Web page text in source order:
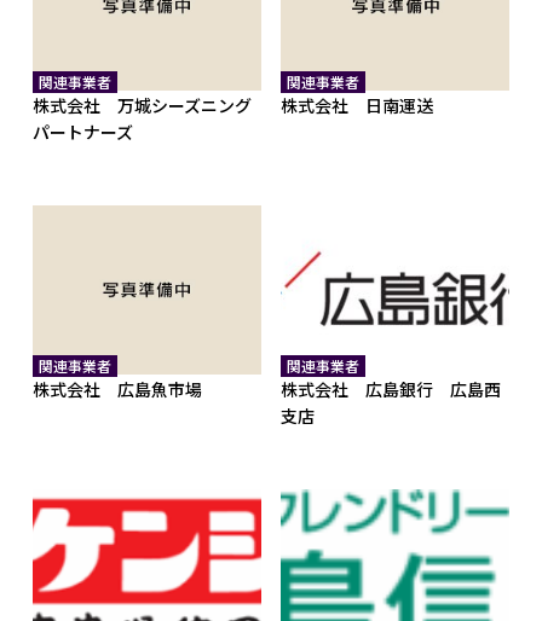
関連事業者
株式会社 万城シーズニング
パートナーズ
関連事業者
株式会社 日南運送
関連事業者
株式会社 広島魚市場
関連事業者
株式会社 広島銀行 広島西
支店